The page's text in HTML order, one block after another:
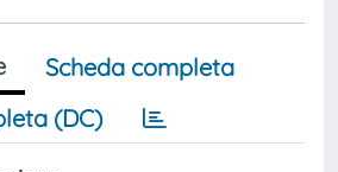
Scheda completa
(DC)